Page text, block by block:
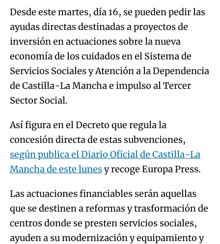
Desde este martes, día 16, se pueden pedir las
ayudas directas destinadas a proyectos de
inversión en actuaciones sobre la nueva
economía de los cuidados en el Sistema de
Servicios Sociales y Atención a la Dependencia
de Castilla-La Mancha e impulso al Tercer
Sector Social.
Así figura en el Decreto que regula la
concesión directa de estas subvenciones,
según publica el Diario Oficial de Castilla-La
Mancha de este lunesy recoge Europa Press.
Las actuaciones financiables serán aquellas
que se destinen a reformas y trasformación de
centros donde se presten servicios sociales,
ayuden a su modernización y equipamiento y